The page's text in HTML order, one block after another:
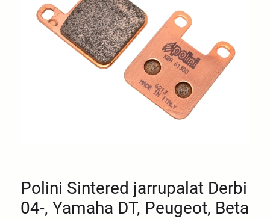
Polini Sintered jarrupalat Derbi
04-, Yamaha DT, Peugeot, Beta